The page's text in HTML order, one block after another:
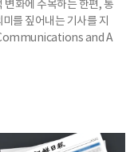
변화에 주목하는 한편, 통
를 짚어내는 기사를 지
and A